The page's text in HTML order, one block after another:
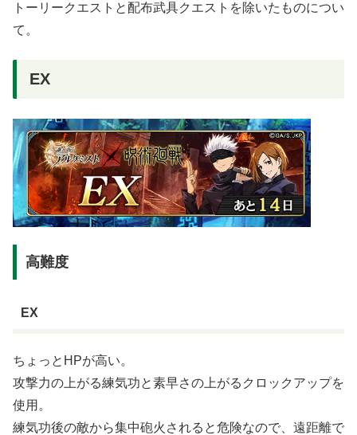
トーリークエストと配布武具クエストを除いたものについ
て。
EX
高難度
EX
ちょっとHPが高い。
攻撃力の上がる練気功と素早さの上がるクロックアップを
使用。
練気功後の敵から集中砲火されると危険なので、遠距離で